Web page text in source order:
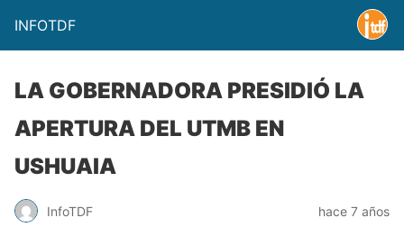
INFOTDF
LA GOBERNADORA PRESIDIÓ LA
APERTURA DEL UTMB EN
USHUAIA
InfoTDF hace 7 años